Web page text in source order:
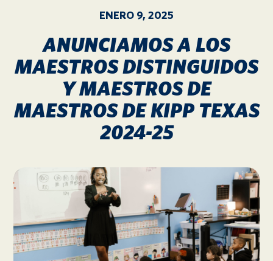
ENERO 9, 2025
ANUNCIAMOS A LOS
MAESTROS DISTINGUIDOS
Y MAESTROS DE
MAESTROS DE KIPP TEXAS
2024-25